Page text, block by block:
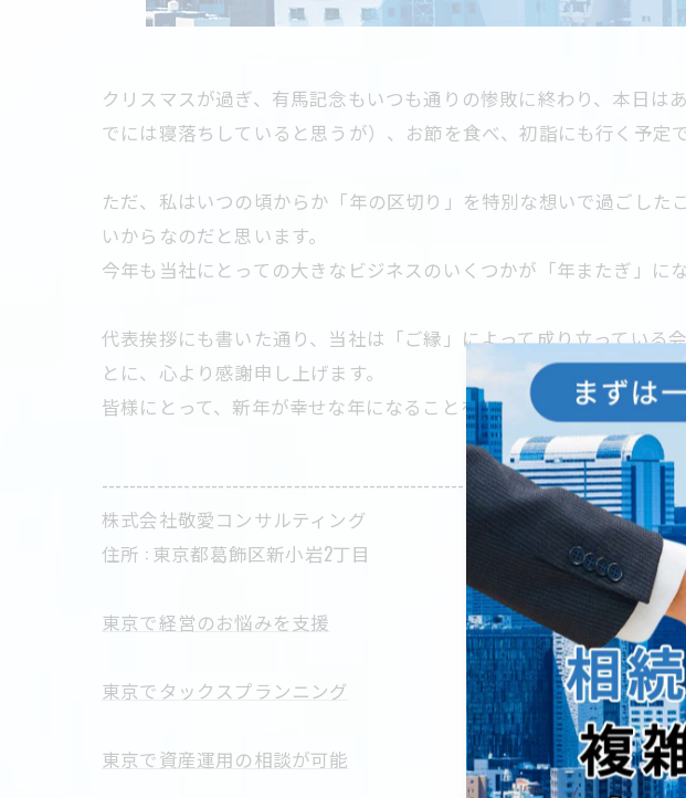
クリスマスが過ぎ、有馬記念もいつも通りの惨敗に終わり、本日
でには寝落ちしていると思うが）、お節を食べ、初詣にも行く予定で
ただ、私はいつの頃からか「年の区切り」を特別な想いで過ごし
いからなのだと思います。
今年も当社にとっての大きなビジネスのいくつかが「年またぎ」に
代表挨拶にも書いた通り、当社は「ご縁」によって成り立ってい
とに、心より感謝申し上げます。
皆様にとって、新年が幸せな年になることをお祈りします。Happy
----------------------------------------------------------------------
株式会社敬愛コンサルティング
住所 : 東京都葛飾区新小岩2丁目
東京で経営のお悩みを支援
東京でタックスプランニング
東京で資産運用の相談が可能